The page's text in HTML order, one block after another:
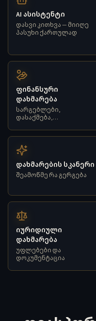
AI ასისტენტი
დასვი კითხვა — მიიღე
პასუხი ქართულად
ფინანსური
დახმარება
სარგებლები,
დასაქმება,
დახმარების სკანერი
შეამოწმე რა გერგება
იურიდიული
დახმარება
უფლებები და
დოკუმენტაცია